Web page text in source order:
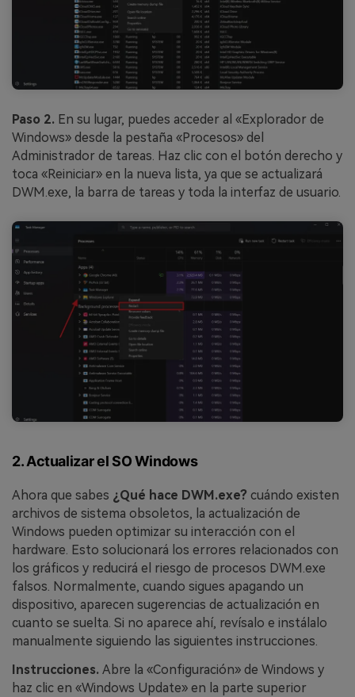
Paso 2. En su lugar, puedes acceder al «Explorador de
Windows» desde la pestaña «Procesos» del
Administrador de tareas. Haz clic con el botón derecho y
toca «Reiniciar» en la nueva lista, ya que se actualizará
DWM.exe, la barra de tareas y toda la interfaz de usuario.
2. Actualizar el SO Windows
Ahora que sabes ¿Qué hace DWM.exe? cuándo existen
archivos de sistema obsoletos, la actualización de
Windows pueden optimizar su interacción con el
hardware. Esto solucionará los errores relacionados con
los gráficos y reducirá el riesgo de procesos DWM.exe
falsos. Normalmente, cuando sigues apagando un
dispositivo, aparecen sugerencias de actualización en
cuanto se suelta. Si no aparece ahí, revísalo e instálalo
manualmente siguiendo las siguientes instrucciones.
Instrucciones. Abre la «Configuración» de Windows y
haz clic en «Windows Update» en la parte superior